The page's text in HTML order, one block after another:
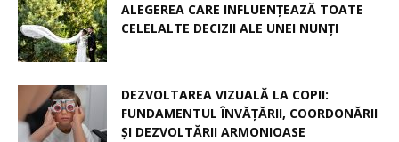
ALEGEREA CARE INFLUENȚEAZĂ TOATE
CELELALTE DECIZII ALE UNEI NUNȚI
DEZVOLTAREA VIZUALĂ LA COPII:
FUNDAMENTUL ÎNVĂȚĂRII, COORDONĂRII
ȘI DEZVOLTĂRII ARMONIOASE